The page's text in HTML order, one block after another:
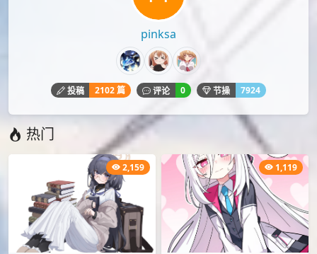
pinksa
投稿 2102 篇 评论 0 节操 7924
热门
2,159 1,119